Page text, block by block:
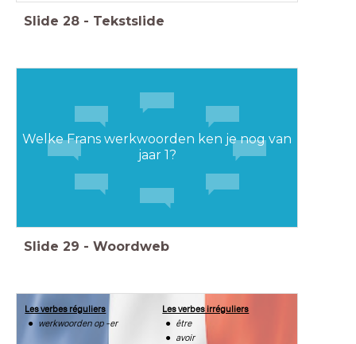
Slide 28 - Tekstslide
Welke Frans werkwoorden ken je nog van
jaar 1?
Slide 29 - Woordweb
Les verbes réguliers
werkwoorden op -er
Les verbes irréguliers
être
avoir